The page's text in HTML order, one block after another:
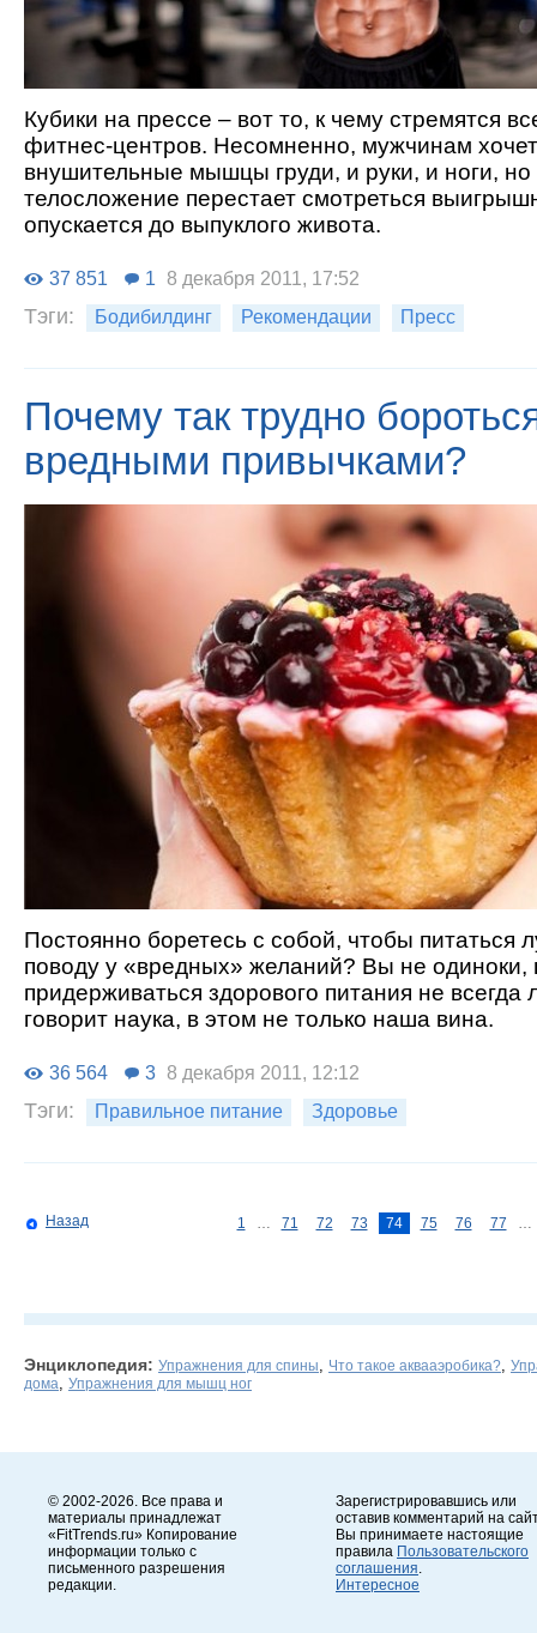
Кубики на прессе – вот то, к чему стремятся
фитнес-центров. Несомненно, мужчинам
внушительные мышцы груди, и руки, и ноги,
телосложение перестает смотреться
опускается до выпуклого живота.
37 851 1 8 декабря 2011, 17:52
Тэги: Бодибилдинг Рекомендации Пресс
Почему так трудно
вредными привычками?
Постоянно боретесь с собой, чтобы питаться
поводу у «вредных» желаний? Вы не одиноки,
придерживаться здорового питания не всегда
говорит наука, в этом не только наша вина.
36 564 3 8 декабря 2011, 12:12
Тэги: Правильное питание Здоровье
Назад 1 71 72 73 74 75 76 77
Энциклопедия: Упражнения для спины Что такое аквааэробика?
дома
Упражнения для мышц ног
© 2002-2026. Все права и
материалы принадлежат
«FitTrends.ru» Копирование
информации только с
письменного разрешения
редакции.
Зарегистрировавшись или
оставив комментарий на
Вы принимаете настоящие
правила Пользовательского
соглашения
Интересное